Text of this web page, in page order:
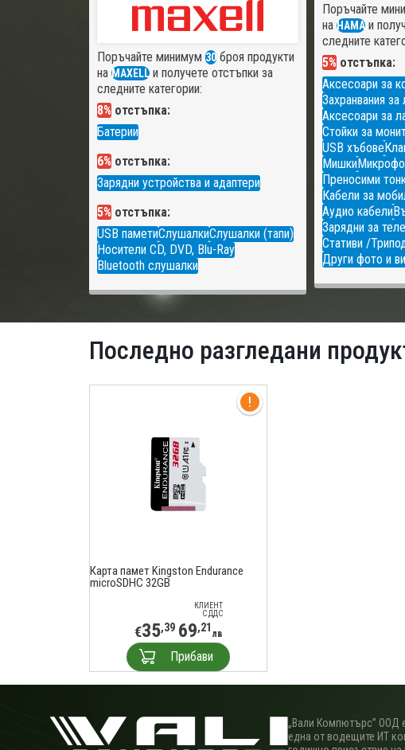
Поръчайте
на HAMAи
следните
5% отстъпка:
Аксесоари за
Захранвания за
Аксесоари за
Стойки за
USB хъбове
Мишки
Преносими
Кабели за
Аудио кабели
Зарядни за
Стативи /
Други фото и
Поръчайте минимум 30 броя продукти
на MAXELL и получете отстъпки за
следните категории:
8% отстъпка:
Батерии
6% отстъпка:
Зарядни устройства и адаптери
5% отстъпка:
USB паметиСлушалкиСлушалки (тапи)
Носители CD, DVD, Blu-Ray
Bluetooth слушалки
Последно разгледани
Карта памет Kingston Endurance
microSDHC 32GB
КЛИЕНТ
С ДДС
€35,39 69,21 лв
Прибави
„Вали Компютърс” ООД
една от водещите ИТ